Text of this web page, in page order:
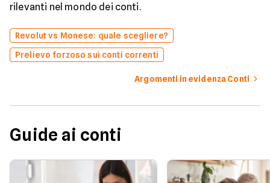
rilevanti nel mondo dei conti.
Revolut vs Monese: quale scegliere?
Prelievo forzoso sui conti correnti
Argomenti in evidenza Conti
Guide ai conti